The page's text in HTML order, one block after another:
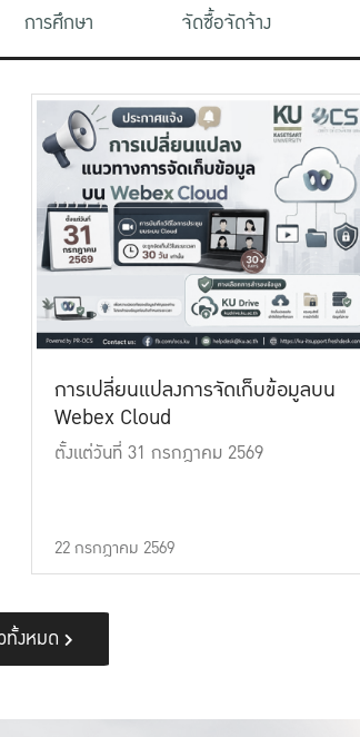
การศึกษา จัดซื้อจัดจ้าง
การเปลี่ยนแปลงการจัดเก็บข้อมูลบน
Webex Cloud
ตั้งแต่วันที่ 31 กรกฎาคม 2569
22 กรกฎาคม 2569
ทั้งหมด